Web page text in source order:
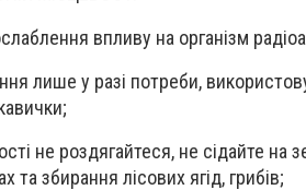
впливу на організм
лише у разі потреби,
не роздягайтеся, не сідайте на
та збирання лісових ягід, грибів;